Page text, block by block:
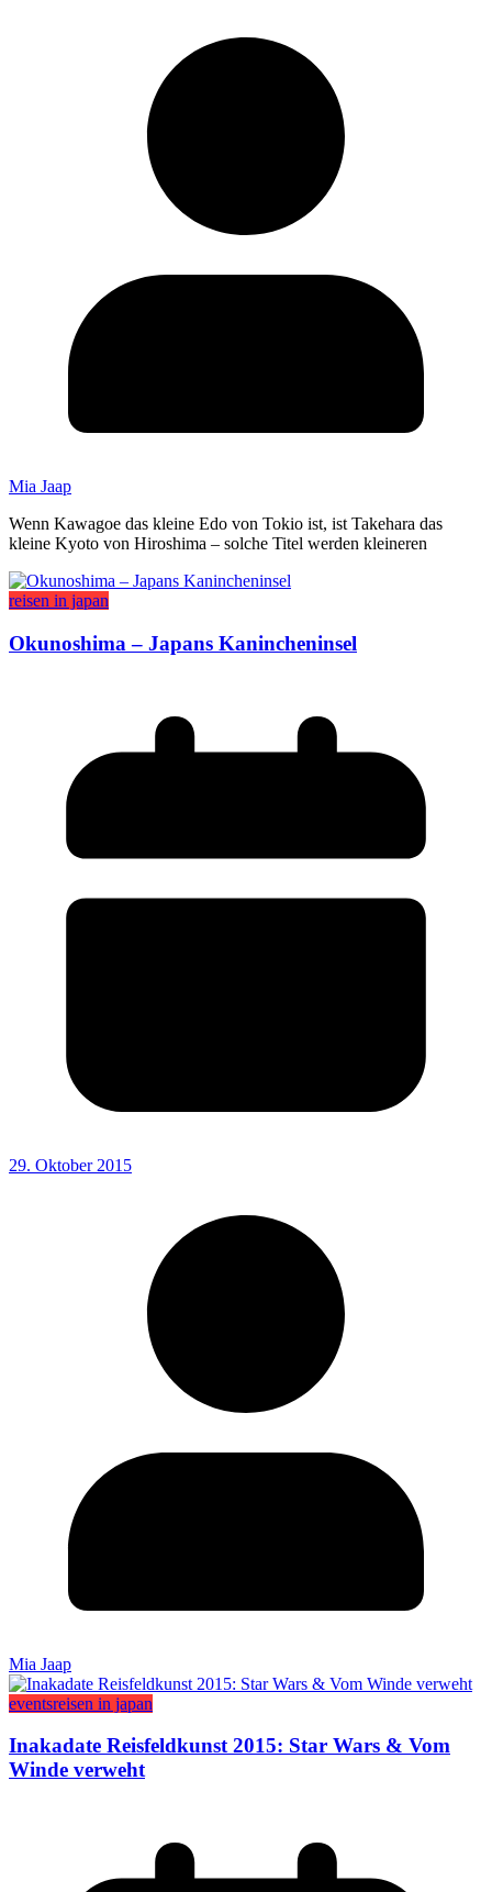
Mia Jaap
Wenn Kawagoe das kleine Edo von Tokio ist, ist Takehara das
kleine Kyoto von Hiroshima – solche Titel werden kleineren
reisen in japan
Okunoshima – Japans Kanincheninsel
29. Oktober 2015
Mia Jaap
eventsreisen in japan
Inakadate Reisfeldkunst 2015: Star Wars & Vom
Winde verweht